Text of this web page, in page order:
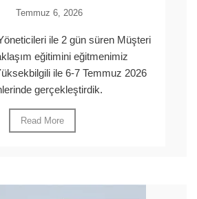
Temmuz 6, 2026
ile 2 gün süren Müşteri
eğitimini eğitmenimiz
ile 6-7 Temmuz 2026
gerçekleştirdik.
Read More